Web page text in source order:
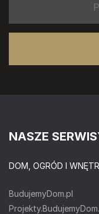
NASZE
DOM, OGRÓD I
BudujemyDom.pl